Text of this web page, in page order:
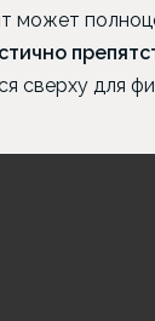
может
сверху для